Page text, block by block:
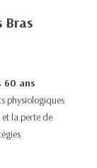
Bras
60 ans
physiologiques
la perte de